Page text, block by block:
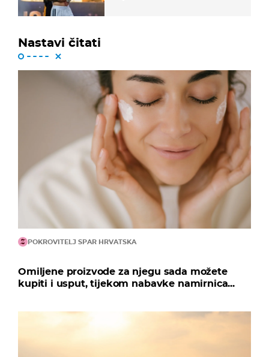
Nastavi čitati
POKROVITELJ SPAR HRVATSKA
Omiljene proizvode za njegu sada možete
kupiti i usput, tijekom nabavke namirnica...